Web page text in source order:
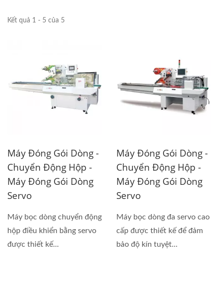
Kết quả 1 - 5 của 5
Máy Đóng Gói Dòng -
Chuyển Động Hộp -
Máy Đóng Gói Dòng
Servo
Máy bọc dòng chuyển động
hộp điều khiển bằng servo
được thiết kế...
Máy Đóng Gói Dòng -
Chuyển Động Hộp -
Máy Đóng Gói Dòng
Servo
Máy bọc dòng đa servo cao
cấp được thiết kế để đảm
bảo độ kín tuyệt...